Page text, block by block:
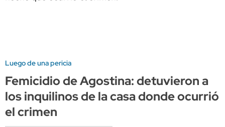
Luego de una pericia
Femicidio de Agostina: detuvieron a
los inquilinos de la casa donde ocurrió
el crimen